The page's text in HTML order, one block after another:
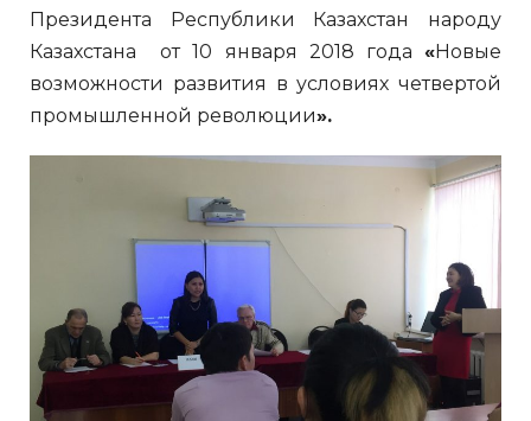
Президента Республики Казахстан народу
Казахстана от 10 января 2018 года «Новые
возможности развития в условиях четвертой
промышленной революции».